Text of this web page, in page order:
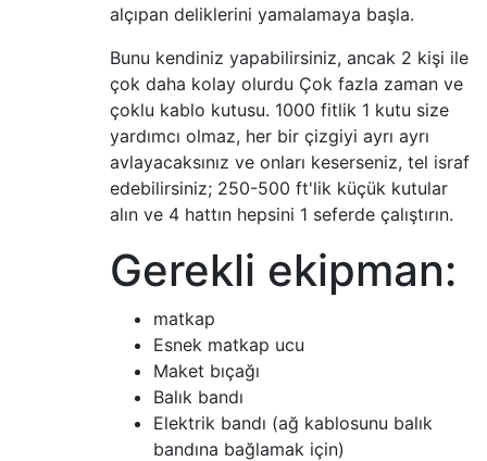
alçıpan deliklerini yamalamaya başla.
Bunu kendiniz yapabilirsiniz, ancak 2 kişi ile
çok daha kolay olurdu Çok fazla zaman ve
çoklu kablo kutusu. 1000 fitlik 1 kutu size
yardımcı olmaz, her bir çizgiyi ayrı ayrı
avlayacaksınız ve onları keserseniz, tel israf
edebilirsiniz; 250-500 ft'lik küçük kutular
alın ve 4 hattın hepsini 1 seferde çalıştırın.
Gerekli ekipman:
matkap
Esnek matkap ucu
Maket bıçağı
Balık bandı
Elektrik bandı (ağ kablosunu balık
bandına bağlamak için)